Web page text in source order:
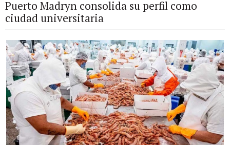
Puerto Madryn consolida su perfil como
ciudad universitaria